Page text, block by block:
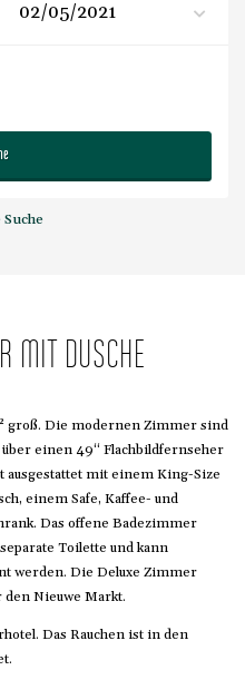
MIT DUSCHE
groß. Die modernen Zimmer sind
einen 49“ Flachbildfernseher
ausgestattet mit einem King-Size
einem Safe, Kaffee- und
Das offene Badezimmer
Toilette und kann
werden. Die Deluxe Zimmer
Nieuwe Markt.
Das Rauchen ist in den